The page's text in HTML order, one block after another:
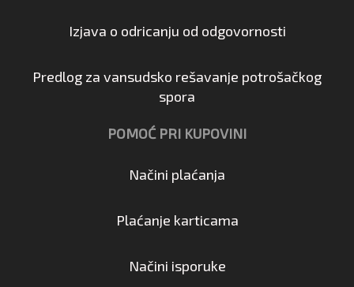
Izjava o odricanju od odgovornosti
Predlog za vansudsko rešavanje potrošačkog
spora
POMOĆ PRI KUPOVINI
Načini plaćanja
Plaćanje karticama
Načini isporuke